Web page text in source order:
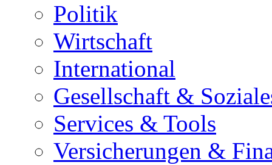
Politik
Wirtschaft
International
Gesellschaft &
Services & Tools
Versicherungen &